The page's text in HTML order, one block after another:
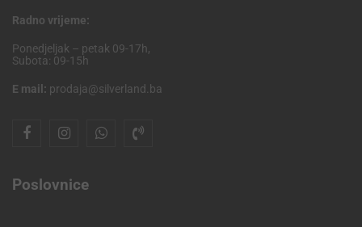
Radno vrijeme:
Ponedjeljak – petak 09-17h,
Subota: 09-15h
E mail: prodaja@silverland.ba
Poslovnice